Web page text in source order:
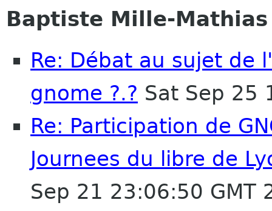
Baptiste Mille-Mathias
Re: Débat au sujet de
gnome ?.? Sat Sep 25
Re: Participation de
Journees du libre de
Sep 21 23:06:50 GMT